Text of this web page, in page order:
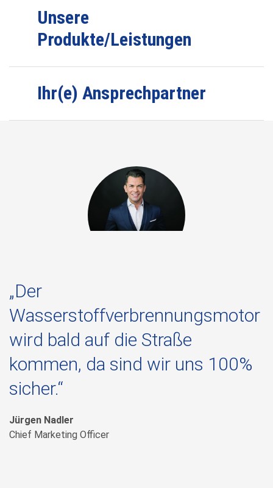
Unsere
Produkte/Leistungen
Ihr(e) Ansprechpartner
„Der
Wasserstoffverbrennungsmotor
wird bald auf die Straße
kommen, da sind wir uns 100%
sicher.“
Jürgen Nadler
Chief Marketing Officer